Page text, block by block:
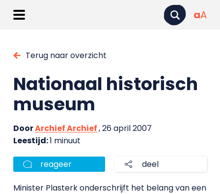
aA
Terug naar overzicht
Nationaal historisch
museum
DoorArchief Archief, 26 april 2007
Leestijd:1 minuut
reageer deel
Minister Plasterk onderschrijft het belang van een